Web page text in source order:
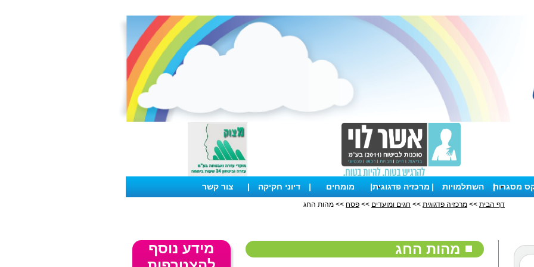
מסגרות
| השתלמויות | מרכזיה פדגוגית| מומחים | דיוני חקיקה | צור קשר
דף הבית >> מרכזיה פדגוגית >> חגים ומועדים >> פסח >> מהות החג
מהות החג
מידע נוסף